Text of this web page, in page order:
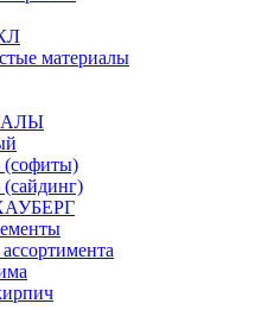
материалы
(софиты)